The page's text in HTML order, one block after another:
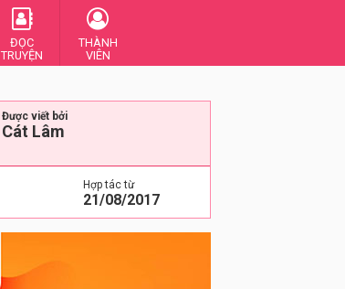
ĐỌC
TRUYỆN
THÀNH
VIÊN
Được viết bởi
Cát Lâm
Hợp tác từ
21/08/2017